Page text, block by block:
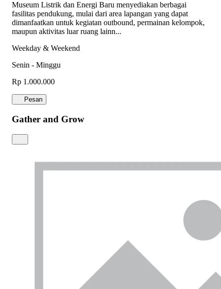
Museum Listrik dan Energi Baru menyediakan berbagai
fasilitas pendukung, mulai dari area lapangan yang dapat
dimanfaatkan untuk kegiatan outbound, permainan kelompok,
maupun aktivitas luar ruang lainn...
Weekday & Weekend
Senin - Minggu
Rp 1.000.000
Pesan
Gather and Grow